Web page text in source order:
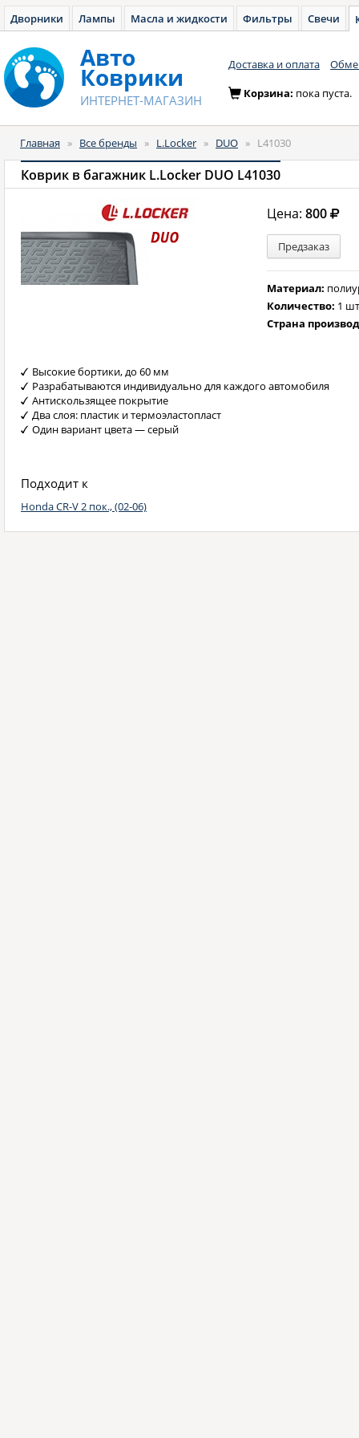
Дворники Лампы Масла и жидкости Фильтры Свечи
Авто
Коврики
ИНТЕРНЕТ-МАГАЗИН
Доставка и оплата
Корзина: пока пуста.
Главная » Все бренды » L.Locker » DUO » L41030
Коврик в багажник L.Locker DUO L41030
Цена:800
Предзаказ
Материал:
Количество: 1
Страна
Высокие бортики, до 60 мм
Разрабатываются индивидуально для каждого автомобиля
Антискользящее покрытие
Два слоя: пластик и термоэластопласт
Один вариант цвета — серый
Подходит к
Honda CR-V 2 пок., (02-06)